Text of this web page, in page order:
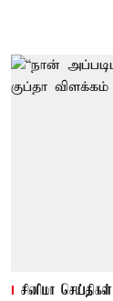
சினிமா செய்திகள்